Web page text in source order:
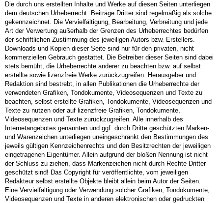
Die durch uns erstellten Inhalte und Werke auf diesen Seiten unterliegen
dem deutschen Urheberrecht. Beiträge Dritter sind regelmäßig als solche
gekennzeichnet. Die Vervielfältigung, Bearbeitung, Verbreitung und jede
Art der Verwertung außerhalb der Grenzen des Urheberrechtes bedürfen
der schriftlichen Zustimmung des jeweiligen Autors bzw. Erstellers.
Downloads und Kopien dieser Seite sind nur für den privaten, nicht
kommerziellen Gebrauch gestattet. Die Betreiber dieser Seiten sind dabei
stets bemüht, die Urheberrechte anderer zu beachten bzw. auf selbst
erstellte sowie lizenzfreie Werke zurückzugreifen. Herausgeber und
Redaktion sind bestrebt, in allen Publikationen die Urheberrechte der
verwendeten Grafiken, Tondokumente, Videosequenzen und Texte zu
beachten, selbst erstellte Grafiken, Tondokumente, Videosequenzen und
Texte zu nutzen oder auf lizenzfreie Grafiken, Tondokumente,
Videosequenzen und Texte zurückzugreifen. Alle innerhalb des
Internetangebotes genannten und ggf. durch Dritte geschützten Marken-
und Warenzeichen unterliegen uneingeschränkt den Bestimmungen des
jeweils gültigen Kennzeichenrechts und den Besitzrechten der jeweiligen
eingetragenen Eigentümer. Allein aufgrund der bloßen Nennung ist nicht
der Schluss zu ziehen, dass Markenzeichen nicht durch Rechte Dritter
geschützt sind! Das Copyright für veröffentlichte, vom jeweiligen
Redakteur selbst erstellte Objekte bleibt allein beim Autor der Seiten.
Eine Vervielfältigung oder Verwendung solcher Grafiken, Tondokumente,
Videosequenzen und Texte in anderen elektronischen oder gedruckten